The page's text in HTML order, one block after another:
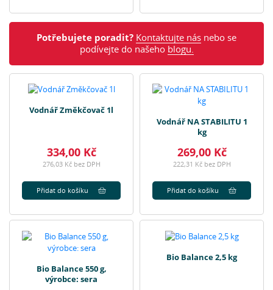
Potřebujete poradit? Kontaktujte nás nebo se
podívejte do našeho blogu.
Vodnář Změkčovač 1l
334,00 Kč
276,03 Kč bez DPH
Přidat do košíku
Vodnář NA STABILITU 1
kg
269,00 Kč
222,31 Kč bez DPH
Přidat do košíku
Bio Balance 550 g,
výrobce: sera
Bio Balance 2,5 kg